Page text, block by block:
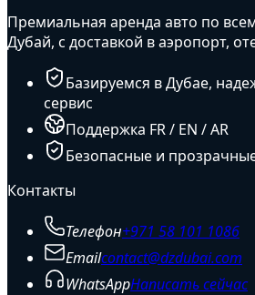
Премиальная аренда авто по
Дубай, с доставкой в аэропорт,
Базируемся в Дубае,
сервис
Поддержка FR / EN / AR
Безопасные и
Контакты
Телефон+971 58 101 1086
Emailcontact@dzdubai.com
WhatsAppНаписать сейчас